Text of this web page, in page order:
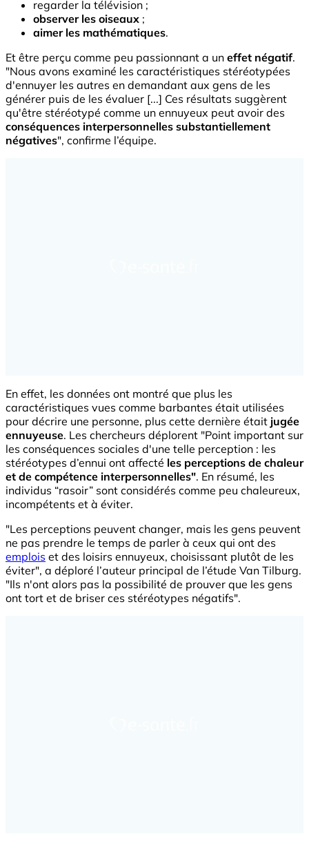
regarder la télévision ;
observer les oiseaux ;
aimer les mathématiques.
Et être perçu comme peu passionnant a un effet négatif.
"Nous avons examiné les caractéristiques stéréotypées
d'ennuyer les autres en demandant aux gens de les
générer puis de les évaluer [...] Ces résultats suggèrent
qu'être stéréotypé comme un ennuyeux peut avoir des
conséquences interpersonnelles substantiellement
négatives", confirme l’équipe.
En effet, les données ont montré que plus les
caractéristiques vues comme barbantes était utilisées
pour décrire une personne, plus cette dernière était jugée
ennuyeuse. Les chercheurs déplorent "Point important sur
les conséquences sociales d'une telle perception : les
stéréotypes d’ennui ont affecté les perceptions de chaleur
et de compétence interpersonnelles". En résumé, les
individus “rasoir” sont considérés comme peu chaleureux,
incompétents et à éviter.
"Les perceptions peuvent changer, mais les gens peuvent
ne pas prendre le temps de parler à ceux qui ont des
emplois et des loisirs ennuyeux, choisissant plutôt de les
éviter", a déploré l’auteur principal de l’étude Van Tilburg.
"Ils n'ont alors pas la possibilité de prouver que les gens
ont tort et de briser ces stéréotypes négatifs".